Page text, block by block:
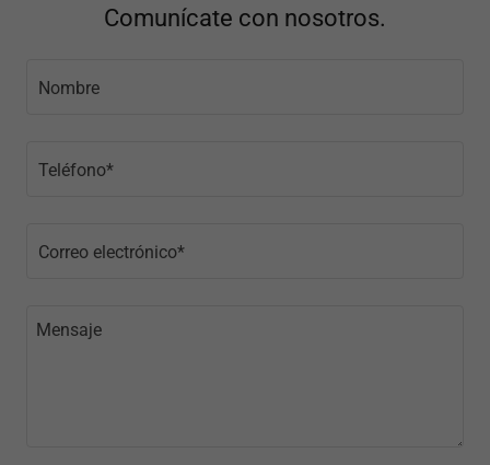
Comunícate con nosotros.
Nombre
Teléfono*
Correo electrónico*